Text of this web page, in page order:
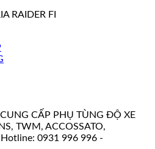
RAIDER FI
CẤP PHỤ TÙNG ĐỘ XE
TWM, ACCOSSATO,
0931 996 996 -